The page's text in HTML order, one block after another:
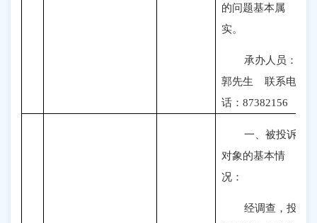
的问题基本属
实。
承办人员：
郭先生
联系电
话：87382156
一、 被投诉
对象的基本情
况：
经调查，投